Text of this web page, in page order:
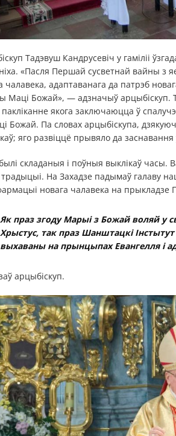
Тадэвуш Кандрусевіч у гаміліі
«Пасля Першай сусветнай вайны з
чалавека, адаптаванага да патрэб
Маці Божай», — адзначыў арцыбіскуп.
пакліканне якога заключаюцца ў
Божай. Па словах арцыбіскупа,
яго развіццё прывяло да
складаныя і поўныя выклікаў часы.
традыцыі. На Захадзе падымаў галаву
новага чалавека на
Як праз згоду Марыі з Божай воляй у
Хрыстус, так праз Шанштацкі
выхаваны на прынцыпах Евангелля і
арцыбіскуп.